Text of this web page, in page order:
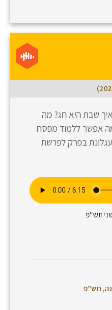
שבת היא חג? מה
אפשר ללמוד מפסח
בפרק לפרשת
תש"פ
, תש"פ